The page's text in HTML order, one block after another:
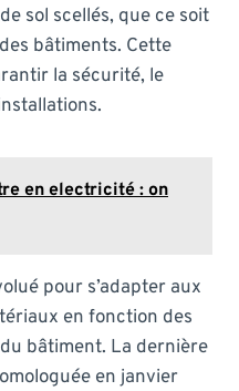
sol scellés, que ce soit
bâtiments. Cette
la sécurité, le
en electricité : on
pour s’adapter aux
en fonction des
bâtiment. La dernière
en janvier